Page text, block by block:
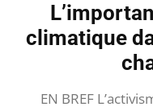
climatique
EN BREF